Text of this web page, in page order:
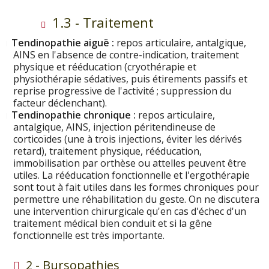
1.3 - Traitement
Tendinopathie aiguë : repos articulaire, antalgique,
AINS en l'absence de contre-indication, traitement
physique et rééducation (cryothérapie et
physiothérapie sédatives, puis étirements passifs et
reprise progressive de l'activité ; suppression du
facteur déclenchant).
Tendinopathie chronique : repos articulaire,
antalgique, AINS, injection péritendineuse de
corticoïdes (une à trois injections, éviter les dérivés
retard), traitement physique, rééducation,
immobilisation par orthèse ou attelles peuvent être
utiles. La rééducation fonctionnelle et l'ergothérapie
sont tout à fait utiles dans les formes chroniques pour
permettre une réhabilitation du geste. On ne discutera
une intervention chirurgicale qu'en cas d'échec d'un
traitement médical bien conduit et si la gêne
fonctionnelle est très importante.
2 - Bursopathies